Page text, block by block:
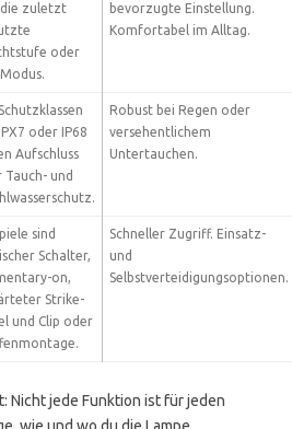
die zuletzt
oder
bevorzugte Einstellung.
Komfortabel im Alltag.
oder IP68
Aufschluss
Tauch- und
Robust bei Regen oder
versehentlichem
Untertauchen.
sind
Schalter,
on,
Strike-
und Clip oder
Schneller Zugriff. Einsatz-
und
Selbstverteidigungsoptionen.
Nicht jede Funktion ist für jeden